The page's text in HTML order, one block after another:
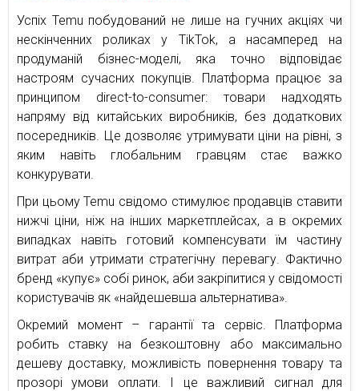
Успіх Temu побудований не лише на гучних акціях чи
нескінченних роликах у TikTok, а насамперед на
продуманій бізнес-моделі, яка точно відповідає
настроям сучасних покупців. Платформа працює за
принципом direct-to-consumer: товари надходять
напряму від китайських виробників, без додаткових
посередників. Це дозволяє утримувати ціни на рівні, з
яким навіть глобальним гравцям стає важко
конкурувати.
При цьому Temu свідомо стимулює продавців ставити
нижчі ціни, ніж на інших маркетплейсах, а в окремих
випадках навіть готовий компенсувати їм частину
витрат аби утримати стратегічну перевагу. Фактично
бренд «купує» собі ринок, аби закріпитися у свідомості
користувачів як «найдешевша альтернатива».
Окремий момент – гарантії та сервіс. Платформа
робить ставку на безкоштовну або максимально
дешеву доставку, можливість повернення товару та
прозорі умови оплати. І це важливий сигнал для